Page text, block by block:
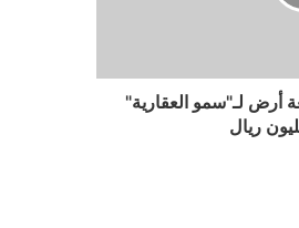
أرض لـ"سمو العقارية"